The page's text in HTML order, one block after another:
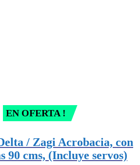
EN OFERTA !
/ Zagi Acrobacia, con
90 cms, (Incluye servos)